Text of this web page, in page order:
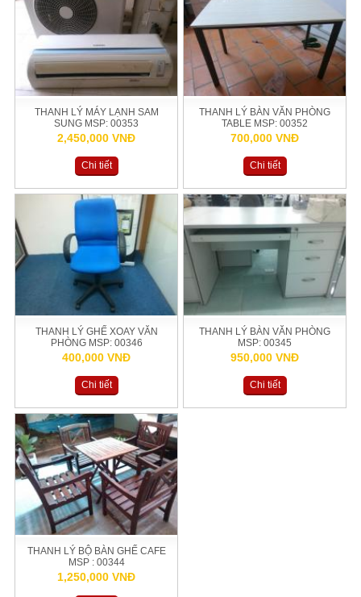
THANH LÝ MÁY LẠNH SAM
SUNG MSP: 00353
2,450,000 VNĐ
Chi tiết
THANH LÝ BÀN VĂN PHÒNG
TABLE MSP: 00352
700,000 VNĐ
Chi tiết
THANH LÝ GHẾ XOAY VĂN
PHÒNG MSP: 00346
400,000 VNĐ
Chi tiết
THANH LÝ BÀN VĂN PHÒNG
MSP: 00345
950,000 VNĐ
Chi tiết
THANH LÝ BỘ BÀN GHẾ CAFE
MSP : 00344
1,250,000 VNĐ